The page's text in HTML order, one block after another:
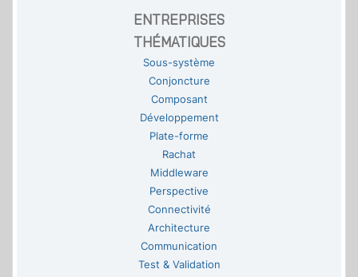
ENTREPRISES
THÉMATIQUES
Sous-système
Conjoncture
Composant
Développement
Plate-forme
Rachat
Middleware
Perspective
Connectivité
Architecture
Communication
Test & Validation